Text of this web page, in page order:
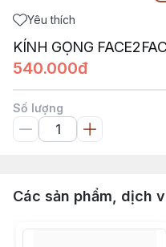
Yêu thích
KÍNH GỌNG
540.000đ
Số lượng
Các sản phẩm, dịch